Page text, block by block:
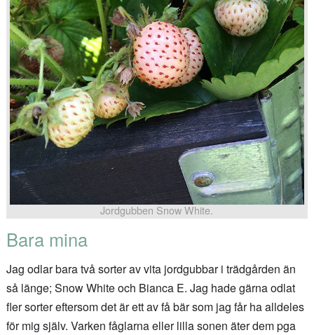
Jordgubben Snow White.
Bara mina
Jag odlar bara två sorter av vita jordgubbar i trädgården än
så länge; Snow White och Bianca E. Jag hade gärna odlat
fler sorter eftersom det är ett av få bär som jag får ha alldeles
för mig själv. Varken fåglarna eller lilla sonen äter dem pga